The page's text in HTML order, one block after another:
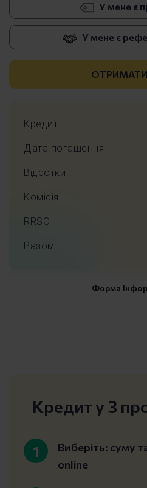
Кредит
Дата погашення
Відсотки
Комісія
RRSO
Разом
У мене є
У мене є
Форма
Кредит у 3
Виберіть: суму
online